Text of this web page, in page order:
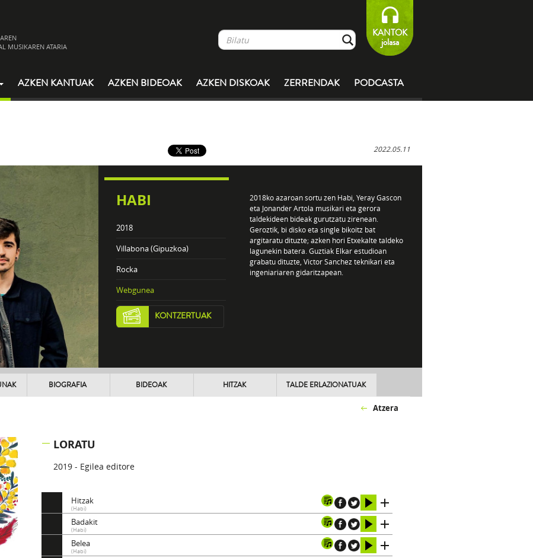
MUSIKAREN ATARIA
KANTOK
jolasa
AZKEN KANTUAK AZKEN BIDEOAK AZKEN DISKOAK ZERRENDAK PODCASTA
2022.05.11
HABI
2018
Villabona (Gipuzkoa)
Rocka
Webgunea
KONTZERTUAK
2018ko azaroan sortu zen Habi, Yeray Gascon
eta Jonander Artola musikari eta gerora
taldekideen bideak gurutzatu zirenean.
Geroztik, bi disko eta single bikoitz bat
argitaratu dituzte; azken hori Etxekalte taldeko
lagunekin batera. Guztiak Elkar estudioan
grabatu dituzte, Victor Sanchez teknikari eta
ingeniariaren gidaritzapean.
BIOGRAFIA BIDEOAK HITZAK TALDE ERLAZIONATUAK
Atzera
LORATU
2019 - Egilea editore
Hitzak
(Habi)
Badakit
(Habi)
Belea
(Habi)